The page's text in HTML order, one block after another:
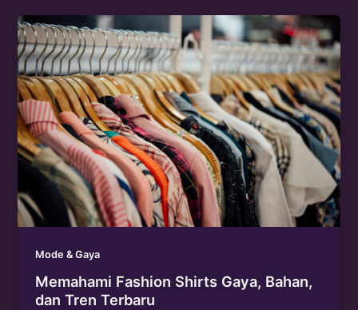
Mode & Gaya
Memahami Fashion Shirts Gaya, Bahan,
dan Tren Terbaru